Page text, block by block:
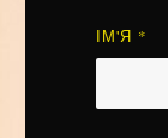
ІМ'Я *